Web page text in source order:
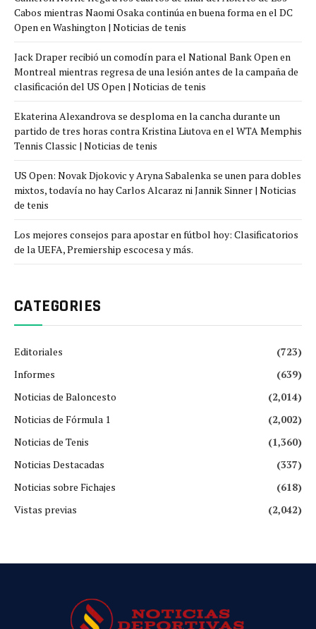
Cabos mientras Naomi Osaka continúa en buena forma en el DC
Open en Washington | Noticias de tenis
Jack Draper recibió un comodín para el National Bank Open en
Montreal mientras regresa de una lesión antes de la campaña de
clasificación del US Open | Noticias de tenis
Ekaterina Alexandrova se desploma en la cancha durante un
partido de tres horas contra Kristina Liutova en el WTA Memphis
Tennis Classic | Noticias de tenis
US Open: Novak Djokovic y Aryna Sabalenka se unen para dobles
mixtos, todavía no hay Carlos Alcaraz ni Jannik Sinner | Noticias
de tenis
Los mejores consejos para apostar en fútbol hoy: Clasificatorios
de la UEFA, Premiership escocesa y más.
CATEGORIES
Editoriales
(723)
Informes
(639)
Noticias de Baloncesto
(2,014)
Noticias de Fórmula 1
(2,002)
Noticias de Tenis
(1,360)
Noticias Destacadas
(337)
Noticias sobre Fichajes
(618)
Vistas previas
(2,042)